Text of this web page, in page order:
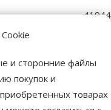
и сторонние файлы
покупок и
товарах
41944